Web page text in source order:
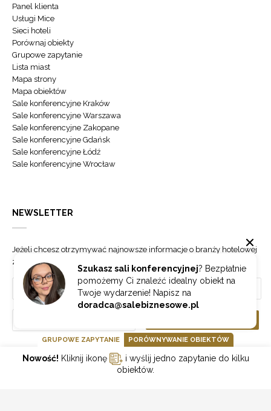
Szukasz sali konferencyjnej? Bezpłatnie
pomożemy Ci znaleźć idealny obiekt na
Twoje wydarzenie! Napisz na
doradca@salebiznesowe.pl
Panel klienta
Usługi Mice
Sieci hoteli
Porównaj obiekty
Grupowe zapytanie
Lista miast
Mapa strony
Mapa obiektów
Sale konferencyjne Kraków
Sale konferencyjne Warszawa
Sale konferencyjne Zakopane
Sale konferencyjne Gdańsk
Sale konferencyjne Łódź
Sale konferencyjne Wrocław
NEWSLETTER
Jeżeli chcesz otrzymywać najnowsze informacje o branży hotelowej
zapisz się do naszego newslettera.
GOONLINE.PL SPÓŁKA Z OGRANICZONĄ ODPOWIEDZIALNOŚCIĄ SP.K.
GRUPOWE ZAPYTANIE PORÓWNYWANIE OBIEKTÓW
Nowość! Kliknij ikonę
i wyślij jedno zapytanie do kilku
obiektów.